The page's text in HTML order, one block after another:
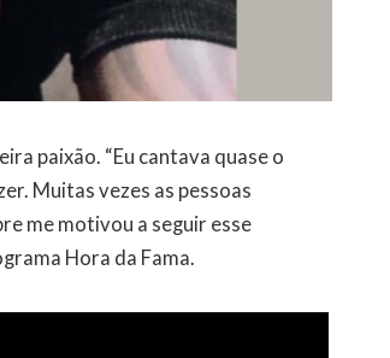
paixão. “Eu cantava quase o
Muitas vezes as pessoas
me motivou a seguir esse
Hora da Fama.